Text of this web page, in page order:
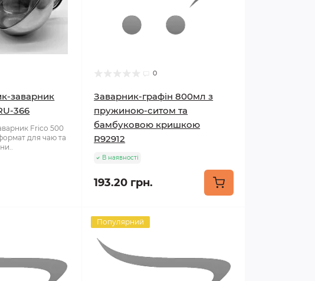
заварник
366
Frico 500
для чаю та
0
Заварник-графін 800мл з
пружиною-ситом та
бамбуковою кришкою
R92912
В наявності
193.20 грн.
Популярний